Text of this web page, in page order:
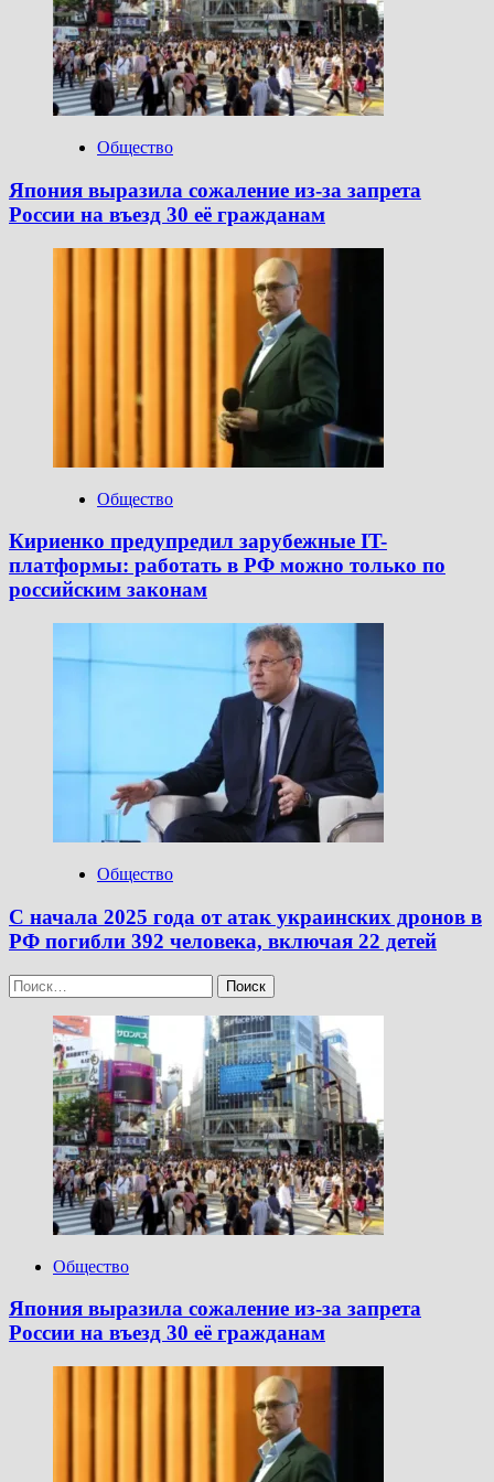
Общество
Япония выразила сожаление из-за запрета
России на въезд 30 её гражданам
Общество
Кириенко предупредил зарубежные IT-
платформы: работать в РФ можно только по
российским законам
Общество
С начала 2025 года от атак украинских дронов в
РФ погибли 392 человека, включая 22 детей
Найти:
Общество
Япония выразила сожаление из-за запрета
России на въезд 30 её гражданам